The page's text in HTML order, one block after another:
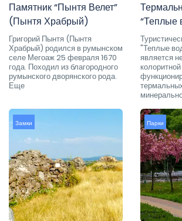
Памятник “Пынтя Велет”
(Пынтя Храбрый)
Григорий Пынтя (Пынтя
Храбрый) родился в румынском
селе Мегоаж 25 февраля 1670
года. Походил из благородного
румынского дворянского рода.
Еще
“Теплые
"Теплые
является
Замки Парки